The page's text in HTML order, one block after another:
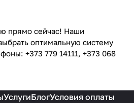
прямо сейчас! Наши
оптимальную систему
+373 779 14111, +373 068
УслугиБлогУсловия оплаты